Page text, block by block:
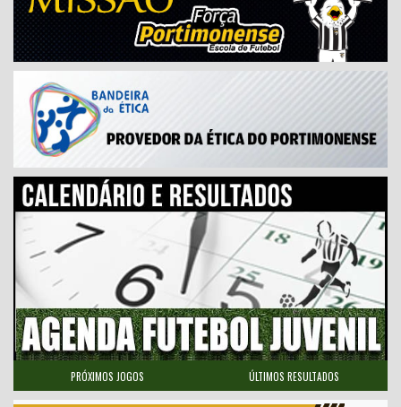
PRÓXIMOS JOGOS ÚLTIMOS RESULTADOS